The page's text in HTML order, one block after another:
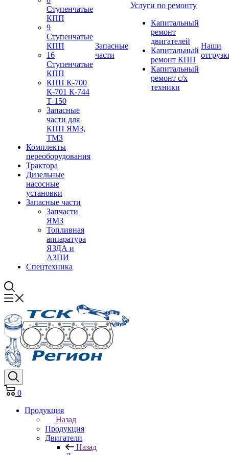
Ступенчатые
КПП
9
Ступенчатые
КПП
16
Ступенчатые
КПП
КПП К-700
К-701 К-744
Т-150
Запасные
части для
КПП ЯМЗ,
ТМЗ
Комплекты
переоборудования
Трактора
Дизельные
насосные
установки
Запасные части
Запчасти
ЯМЗ
Топливная
аппаратура
ЯЗДА и
АЗПИ
Спецтехника
Запасные
части
Услуги по ремонту
Капитальный
ремонт
двигателей
Капитальный
ремонт КПП
Капитальный
ремонт с/х
техники
Наши
0
Продукция
Назад
Продукция
Двигатели
Назад